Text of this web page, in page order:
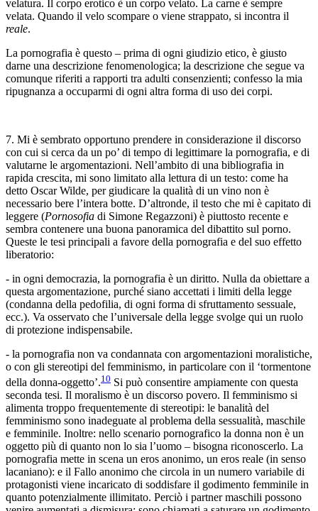
velatura. Il corpo erotico è un corpo velato. La carne è sempre
velata. Quando il velo scompare o viene strappato, si incontra il
reale.
La pornografia è questo – prima di ogni giudizio etico, è giusto
darne una descrizione fenomenologica; la descrizione che segue va
comunque riferiti a rapporti tra adulti consenzienti; confesso la mia
ripugnanza a occuparmi di ogni altra forma di uso dei corpi.
7. Mi è sembrato opportuno prendere in considerazione il discorso
con cui si cerca da un po’ di tempo di legittimare la pornografia, e di
valutarne le argomentazioni. Nell’ambito di una bibliografia in
rapida crescita, mi sono limitato alla lettura di un testo: come ha
detto Oscar Wilde, per giudicare la qualità di un vino non è
necessario bere l’intera botte. D’altronde, il testo che mi è capitato di
leggere (Pornosofia di Simone Regazzoni) è piuttosto recente e
sembra contenere una buona panoramica del dibattito sul porno.
Queste le tesi principali a favore della pornografia e del suo effetto
liberatorio:
- in ogni democrazia, la pornografia è un diritto. Nulla da obiettare a
questa argomentazione, purché siano accettati i limiti della legge
(condanna della pedofilia, di ogni forma di sfruttamento sessuale,
ecc.). Va osservato che l’universale della legge svolge qui un ruolo
di protezione indispensabile.
- la pornografia non va condannata con argomentazioni moralistiche,
o con gli stereotipi del femminismo, in particolare con il ‘tormentone
della donna-oggetto’.10 Si può consentire ampiamente con questa
seconda tesi. Il moralismo è un discorso povero. Il femminismo si
alimenta troppo frequentemente di stereotipi: le banalità del
femminismo sono inadeguate al problema della sessualità, maschile
e femminile. Inoltre: nello scenario pornografico la donna non è un
oggetto più di quanto non lo sia l’uomo – bisogna riconoscerlo. La
pornografia mette in scena un eros anonimo, un eros reale (in senso
lacaniano): e il Fallo anonimo che circola in un numero variabile di
protagonisti viene incaricato di soddisfare il godimento femminile in
quanto potenzialmente illimitato. Perciò i partner maschili possono